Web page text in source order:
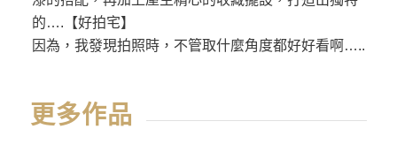
的….【好拍宅】
因為，我發現拍照時，不管取什麼角度都好好看啊…..
更多作品